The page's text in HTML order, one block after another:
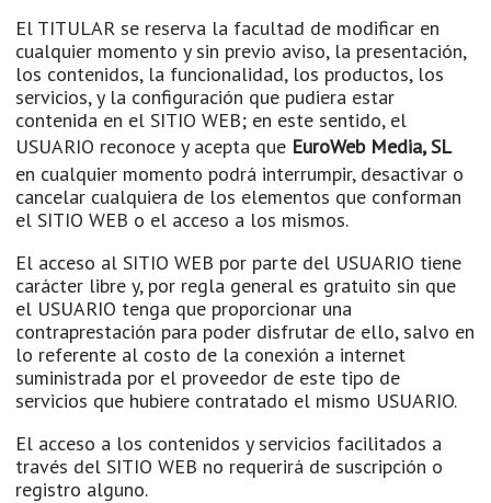
El TITULAR se reserva la facultad de modificar en
cualquier momento y sin previo aviso, la presentación,
los contenidos, la funcionalidad, los productos, los
servicios, y la configuración que pudiera estar
contenida en el SITIO WEB; en este sentido, el
USUARIO reconoce y acepta que EuroWeb Media, SL
en cualquier momento podrá interrumpir, desactivar o
cancelar cualquiera de los elementos que conforman
el SITIO WEB o el acceso a los mismos.
El acceso al SITIO WEB por parte del USUARIO tiene
carácter libre y, por regla general es gratuito sin que
el USUARIO tenga que proporcionar una
contraprestación para poder disfrutar de ello, salvo en
lo referente al costo de la conexión a internet
suministrada por el proveedor de este tipo de
servicios que hubiere contratado el mismo USUARIO.
El acceso a los contenidos y servicios facilitados a
través del SITIO WEB no requerirá de suscripción o
registro alguno.